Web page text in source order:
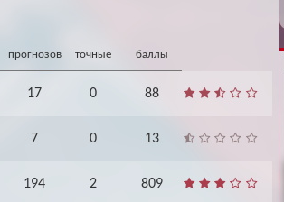
прогнозов точные баллы
17 0 88
7 0 13
194 2 809